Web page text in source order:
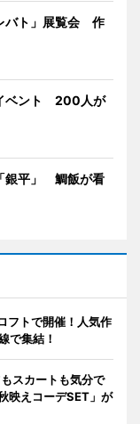
バト」展覧会 作
ベント 200人が
銀平」 鯛飯が看
フトで開催！人気作
で集結！
スカートも気分で
映えコーデSET」が